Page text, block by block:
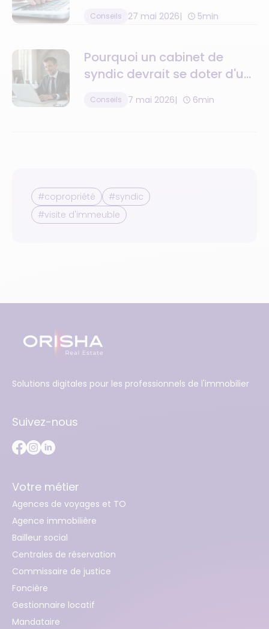
Conseils 27 mai 2026 5min
Pourquoi un cabinet de
syndic devrait se doter d'un
relation client ?
Conseils 7 mai 2026 6min
#copropriété
#syndic
#visite d'immeuble
Solutions digitales pour les professionnels de l'immobilier
Suivez-nous
Votre métier
Agences de voyages et TO
Agence immobilière
Bailleur social
Centrales de réservation
Commissaire de justice
Foncière
Gestionnaire locatif
Mandataire